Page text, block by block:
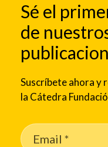
Sé el
de
Suscríbete ahora y
la Cátedra